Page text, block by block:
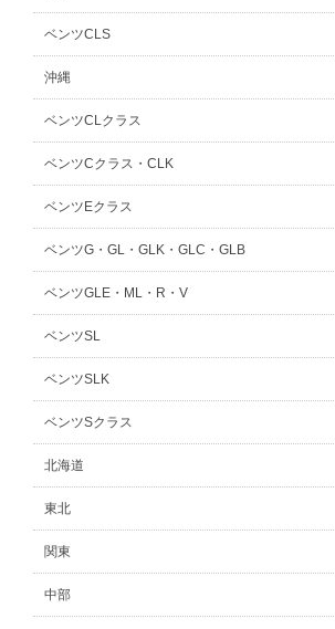
ベンツCLS
沖縄
ベンツCLクラス
ベンツCクラス・CLK
ベンツEクラス
ベンツG・GL・GLK・GLC・GLB
ベンツGLE・ML・R・V
ベンツSL
ベンツSLK
ベンツSクラス
北海道
東北
関東
中部